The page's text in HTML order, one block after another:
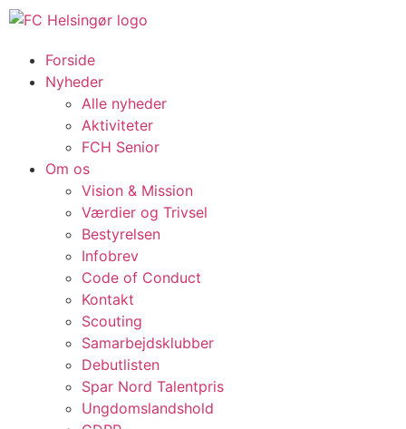
Forside
Nyheder
Alle nyheder
Aktiviteter
FCH Senior
Om os
Vision & Mission
Værdier og Trivsel
Bestyrelsen
Infobrev
Code of Conduct
Kontakt
Scouting
Samarbejdsklubber
Debutlisten
Spar Nord Talentpris
Ungdomslandshold